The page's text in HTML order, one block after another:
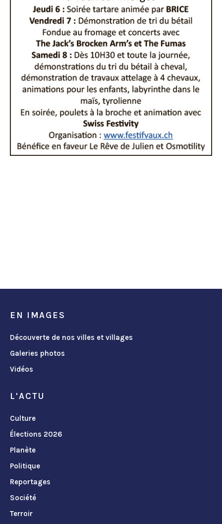
EN IMAGES
Découverte de nos villes et villages
Galeries photos
Vidéos
L'ACTU
Culture
Élections 2026
Planète
Politique
Reportages
Société
Terroir